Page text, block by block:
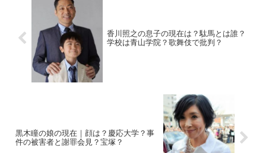
香川照之の息子の現在は？駄馬とは誰？
学校は青山学院？歌舞伎で批判？
黒木瞳の娘の現在｜顔は？慶応大学？事
件の被害者と謝罪会見？宝塚？